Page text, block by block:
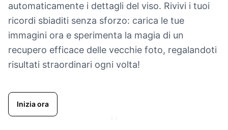
automaticamente i dettagli del viso. Rivivi i tuoi
ricordi sbiaditi senza sforzo: carica le tue
immagini ora e sperimenta la magia di un
recupero efficace delle vecchie foto, regalandoti
risultati straordinari ogni volta!
Inizia ora